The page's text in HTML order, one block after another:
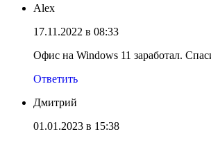
Alex
17.11.2022 в 08:33
Офис на Windows 11 заработал.
Ответить
Дмитрий
01.01.2023 в 15:38